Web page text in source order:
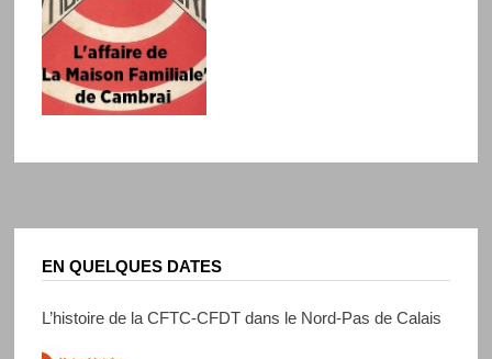
EN QUELQUES DATES
L’histoire de la CFTC-CFDT dans le Nord-Pas de Calais